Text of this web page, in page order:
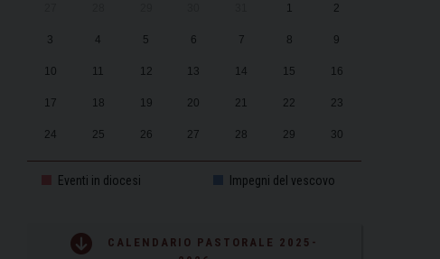
1 2
3 4 5 6 7 8 9
10 11 12 13 14 15 16
17 18 19 20 21 22 23
24 25 26 27 28 29 30
Eventi in diocesi Impegni del vescovo
CALENDARIO PASTORALE 2025-